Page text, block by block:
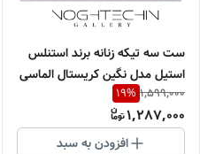
ست سه تیکه زنانه برند استنلس
استیل مدل نگین کریستال الماسی
سبز ماچایی وارداتی
1,599,000
19%
1,287,000
افزودن به سبد